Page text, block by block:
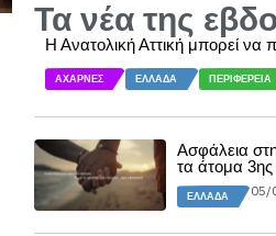
Τα νέα της
Η Ανατολική Αττική μπορεί να
ΑΧΑΡΝΈΣ ΕΛΛΆΔΑ ΠΕΡΙΦΈΡΕΙΑ
Ασφάλεια
τα άτομα 3ης
ΕΛΛΆΔΑ 05/